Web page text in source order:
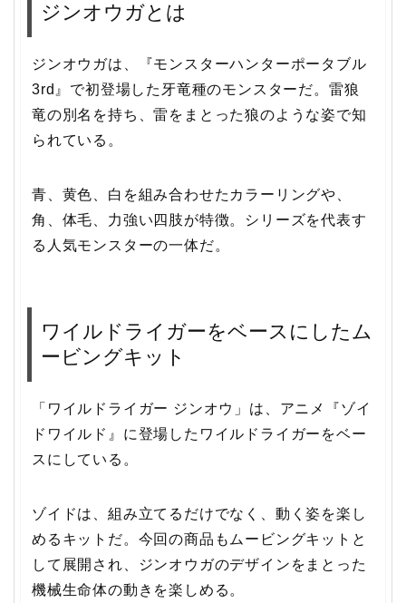
ジンオウガとは
ジンオウガは、『モンスターハンターポータブル
3rd』で初登場した牙竜種のモンスターだ。雷狼
竜の別名を持ち、雷をまとった狼のような姿で知
られている。
青、黄色、白を組み合わせたカラーリングや、
角、体毛、力強い四肢が特徴。シリーズを代表す
る人気モンスターの一体だ。
ワイルドライガーをベースにしたム
ービングキット
「ワイルドライガー ジンオウ」は、アニメ『ゾイ
ドワイルド』に登場したワイルドライガーをベー
スにしている。
ゾイドは、組み立てるだけでなく、動く姿を楽し
めるキットだ。今回の商品もムービングキットと
して展開され、ジンオウガのデザインをまとった
機械生命体の動きを楽しめる。